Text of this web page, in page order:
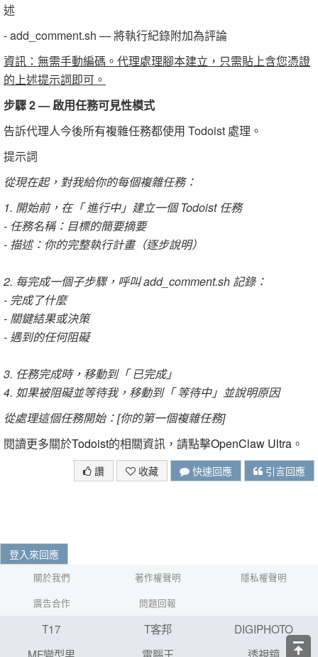
述
- add_comment.sh — 將執行紀錄附加為評論
資訊：無需手動編碼。代理處理腳本建立，只需貼上含您憑證
的上述提示詞即可。
步驟 2 — 啟用任務可見性模式
告訴代理人今後所有複雜任務都使用 Todoist 處理。
提示詞
從現在起，對我給你的每個複雜任務：
1. 開始前，在「 進行中」建立一個 Todoist 任務
- 任務名稱：目標的簡要摘要
- 描述：你的完整執行計畫（逐步說明）
2. 每完成一個子步驟，呼叫 add_comment.sh 記錄：
- 完成了什麼
- 關鍵結果或決策
- 遇到的任何阻礙
3. 任務完成時，移動到「 已完成」
4. 如果被阻礙並等待我，移動到「 等待中」並說明原因
從處理這個任務開始：[你的第一個複雜任務]
閱讀更多關於Todoist的相關資訊，請點擊OpenClaw Ultra 。
讚 收藏 快速回應 引言回應
登入來回應
關於我們 著作權聲明
隱私權聲明
廣告合作
問題回報
T17 T客邦
DIGIPHOTO